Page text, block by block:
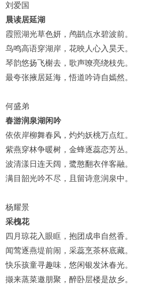
刘爱国
晨读居延湖
霞照湖光草色妍，鸬鹚点水碧波前。
鸟鸣高语穿湖岸，花映人心入昊天。
琴韵悠扬飞榭去，歌声嘹亮绕枝先。
最夸张掖居延海，悟道吟诗自嫣然。
何盛弟
春游润泉湖闲吟
依依岸柳舞春风，灼灼妖桃万点红。
紫燕穿林争暖树，金蜂逐蕊恋芳丛。
波清漾日连天阔，鹭憨翻衣伴客融。
满目韶光吟不尽，且留诗意润泉中。
杨耀景
采槐花
四月琼花入眼眶，抱团成串自然香。
闻莺逐燕堤前闹，采蕊烹茶杯底藏。
快乐孩童寻趣味，悠闲银发沐春光。
撷来蒸菜邀朋聚，醉卧层楼是故乡。